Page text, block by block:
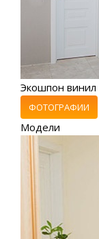
Экошпон винил
ФОТОГРАФИИ
Модели